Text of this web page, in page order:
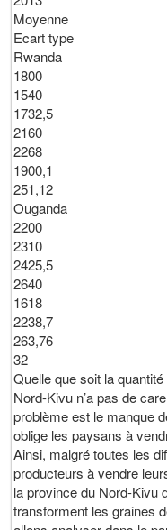
Moyenne
Ecart type
Rwanda
1800
1540
1732,5
2160
2268
1900,1
251,12
Ouganda
2200
2310
2425,5
2640
1618
2238,7
263,76
32
Quelle que soit la
Nord-Kivu n’a pas de
problème est le manque
oblige les paysans à
Ainsi, malgré toutes les
producteurs à vendre
la province du Nord-Kivu
transforment les graines